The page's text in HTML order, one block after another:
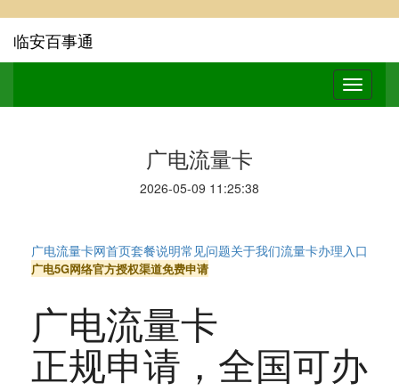
临安百事通
广电流量卡
2026-05-09 11:25:38
广电流量卡网首页套餐说明常见问题关于我们流量卡办理入口
广电5G网络官方授权渠道免费申请
广电流量卡
正规申请 ，全国可办